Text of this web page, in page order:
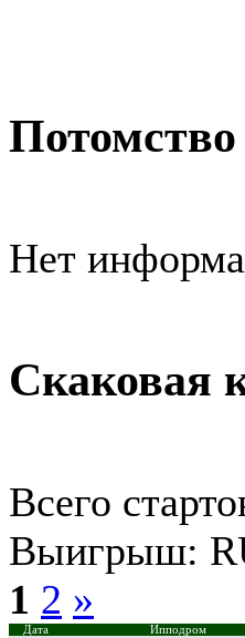
Потомство
Нет
Скаковая
Всего
Выигрыш:
1 2 »
Дата Ипподром